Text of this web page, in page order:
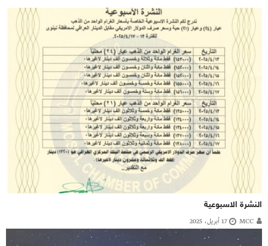
النشرة الاسبوعية
MCC 17 أبريل، 2025